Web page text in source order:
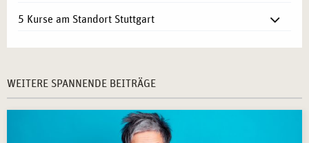
5 Kurse am Standort Stuttgart
WEITERE SPANNENDE BEITRÄGE